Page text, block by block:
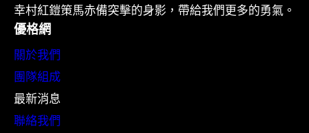
幸村紅鎧策馬赤備突擊的身影，帶給我們更多的勇氣。
優格網
關於我們
團隊組成
最新消息
聯絡我們